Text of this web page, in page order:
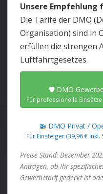
Unsere Empfehlung
Die Tarife der DMO
Organisation) sind in
erfüllen die strengen
Luftfahrtgesetzes.
🛡️ DMO
Für professionelle Einsätze
🚁 DMO Privat /
Für Einsteiger (39,96 € inkl.
Preise Stand: Dezember
Anträgen, ob Ihr
Gewerbetarif gedeckt ist